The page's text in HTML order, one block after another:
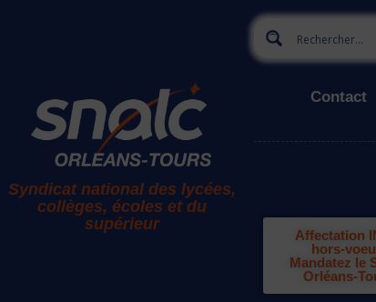
Syndicat national des lycées,
collèges, écoles et du
supérieur
Contact
Affectation
hors-
Mandatez le
Orléans-